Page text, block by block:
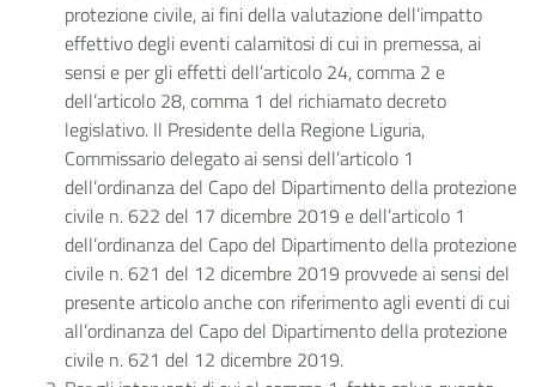
protezione civile, ai fini della valutazione dell’impatto
effettivo degli eventi calamitosi di cui in premessa, ai
sensi e per gli effetti dell’articolo 24, comma 2 e
dell’articolo 28, comma 1 del richiamato decreto
legislativo. Il Presidente della Regione Liguria,
Commissario delegato ai sensi dell’articolo 1
dell’ordinanza del Capo del Dipartimento della protezione
civile n. 622 del 17 dicembre 2019 e dell’articolo 1
dell’ordinanza del Capo del Dipartimento della protezione
civile n. 621 del 12 dicembre 2019 provvede ai sensi del
presente articolo anche con riferimento agli eventi di cui
all’ordinanza del Capo del Dipartimento della protezione
civile n. 621 del 12 dicembre 2019.